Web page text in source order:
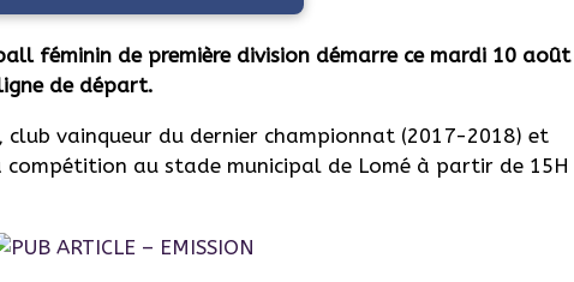
féminin de première division démarre ce mardi 10 août
de départ.
club vainqueur du dernier championnat (2017-2018) et
au stade municipal de Lomé à partir de 15H